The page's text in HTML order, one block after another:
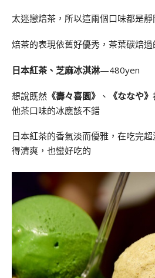
太迷戀焙茶，所以這兩個口味都是
焙茶的表現依舊好優秀，茶葉碳焙
日本紅茶、芝麻冰淇淋—480yen
想說既然 《壽々喜園》 、 《ななや》
他茶口味的冰應該不錯
日本紅茶的香氣淡而優雅，在吃完
得清爽，也蠻好吃的